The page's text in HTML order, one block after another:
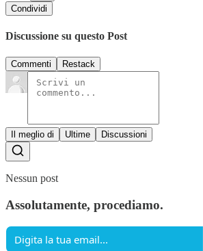
Condividi
Discussione su questo Post
Commenti Restack
Il meglio di Ultime Discussioni
Nessun post
Assolutamente, procediamo.